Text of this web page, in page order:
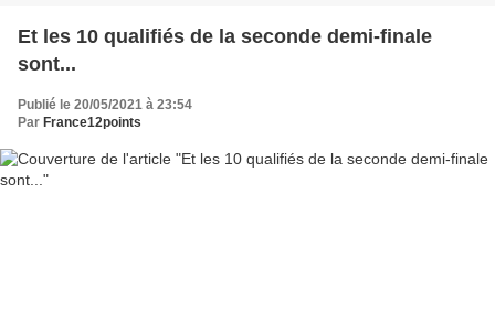
Et les 10 qualifiés de la seconde demi-finale
sont...
Publié le 20/05/2021 à 23:54
Par France12points